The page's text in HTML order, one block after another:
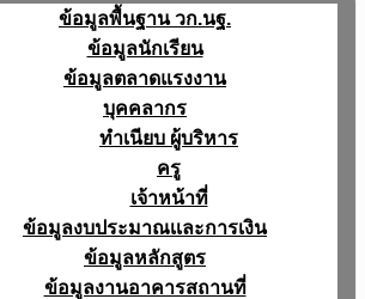
ข้อมูลพื้นฐาน วก.นฐ.
ข้อมูลนักเรียน
ข้อมูลตลาดแรงงาน
บุคคลากร
ทำเนียบ ผู้บริหาร
ครู
เจ้าหน้าที่
ข้อมูลงบประมาณเเละการเงิน
ข้อมูลหลักสูตร
ข้อมูลงานอาคารสถานที่